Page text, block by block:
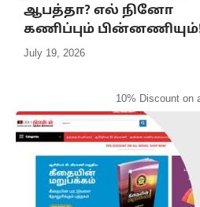
ஆபத்தா? எல் நினோ
கணிப்பும்
July 19, 2026
10% Discount on